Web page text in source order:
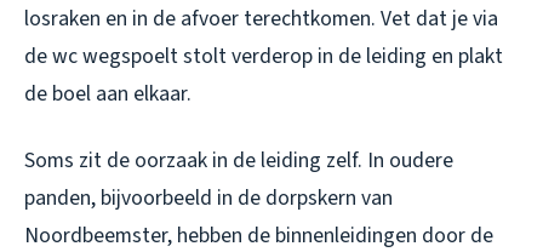
losraken en in de afvoer terechtkomen. Vet dat je via
de wc wegspoelt stolt verderop in de leiding en plakt
de boel aan elkaar.
Soms zit de oorzaak in de leiding zelf. In oudere
panden, bijvoorbeeld in de dorpskern van
Noordbeemster, hebben de binnenleidingen door de